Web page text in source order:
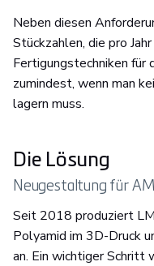
Neben diesen
Stückzahlen, die pro
Fertigungstechniken für
zumindest, wenn man
lagern muss.
Die Lösung
Neugestaltung für
Seit 2018 produziert
Polyamid im 3D-Druck
an. Ein wichtiger Schritt